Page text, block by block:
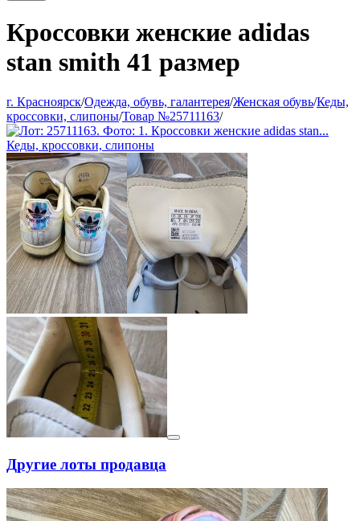
Кроссовки женские adidas
stan smith 41 размер
г. Красноярск/Одежда, обувь, галантерея/Женская обувь/Кеды,
кроссовки, слипоны/Товар №25711163/
Другие лоты продавца